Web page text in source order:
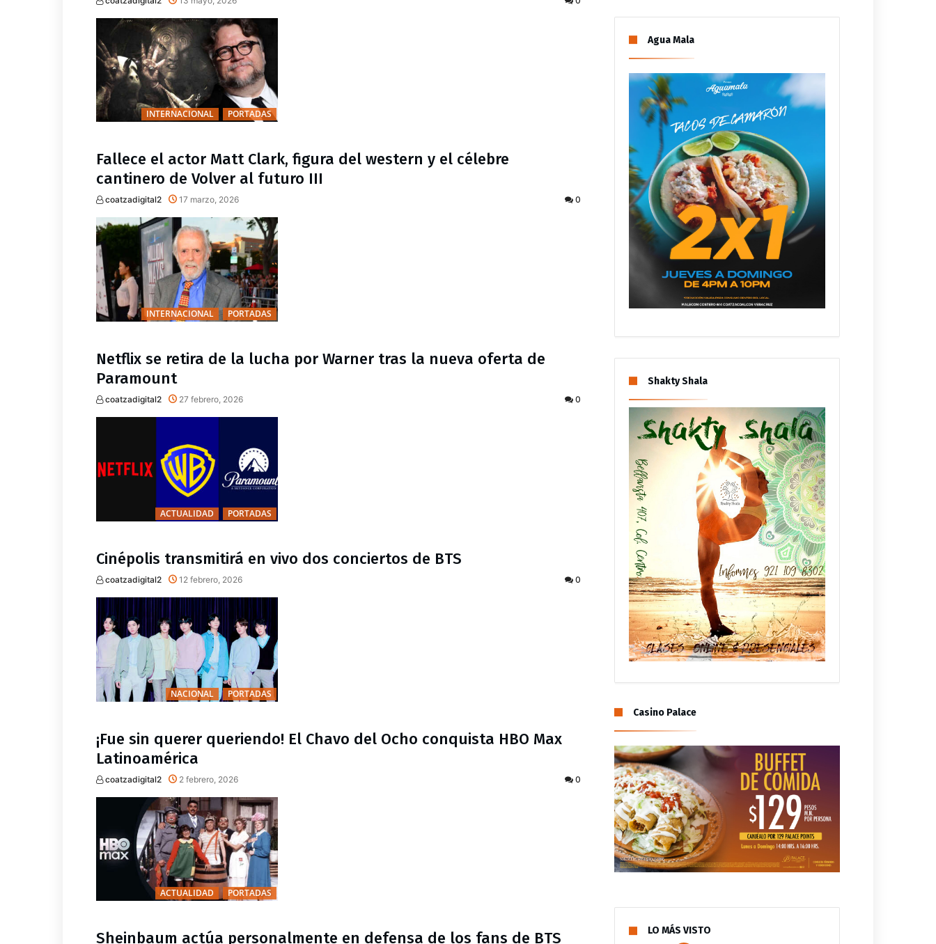
INTERNACIONAL PORTADAS
Fallece el actor Matt Clark, figura del western y el célebre
cantinero de Volver al futuro III
coatzadigital2 17 marzo, 2026 0
INTERNACIONAL PORTADAS
Netflix se retira de la lucha por Warner tras la nueva oferta de
Paramount
coatzadigital2 27 febrero, 2026 0
ACTUALIDAD PORTADAS
Cinépolis transmitirá en vivo dos conciertos de BTS
coatzadigital2 12 febrero, 2026 0
NACIONAL PORTADAS
¡Fue sin querer queriendo! El Chavo del Ocho conquista HBO Max
Latinoamérica
coatzadigital2 2 febrero, 2026 0
ACTUALIDAD PORTADAS
Sheinbaum actúa personalmente en defensa de los fans de BTS
Agua Mala
Shakty Shala
Casino Palace
LO MÁS VISTO